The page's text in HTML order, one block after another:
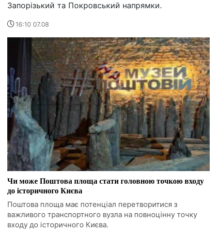
Запорізький та Покровський напрямки.
16:10 07.08
Чи може Поштова площа стати головною точкою входу
до історичного Києва
Поштова площа має потенціал перетворитися з
важливого транспортного вузла на повноцінну точку
входу до історичного Києва.